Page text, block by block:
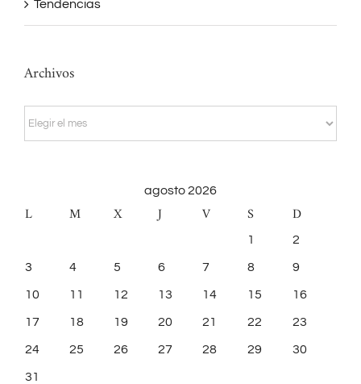
Tendencias
Archivos
Archivos
agosto 2026
L M X J V S D
1 2
3 4 5 6 7 8 9
10 11 12 13 14 15 16
17 18 19 20 21 22 23
24 25 26 27 28 29 30
31